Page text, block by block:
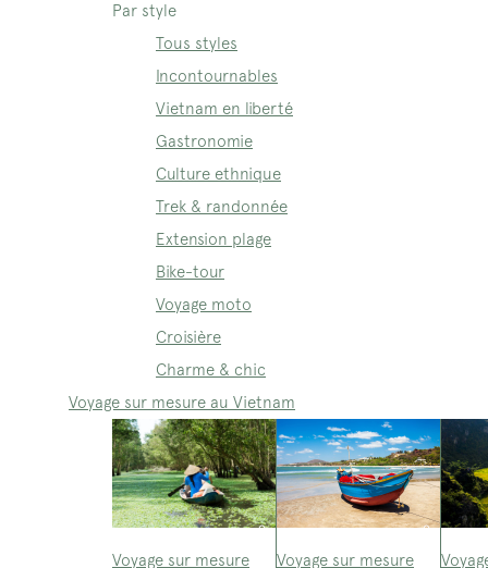
Par style
Tous styles
Incontournables
Vietnam en liberté
Gastronomie
Culture ethnique
Trek & randonnée
Extension plage
Bike-tour
Voyage moto
Croisière
Charme & chic
Voyage sur mesure au Vietnam
Voyage sur mesure
Voyage sur mesure